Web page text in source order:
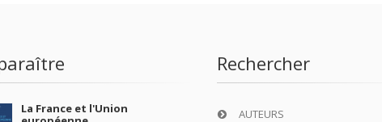
La France et l'Union
Rechercher
AUTEURS